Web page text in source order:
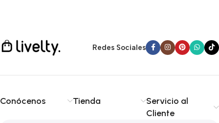
Redes Sociales
Conócenos Tienda
Servicio al
Cliente